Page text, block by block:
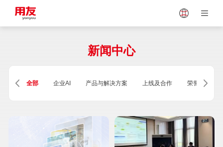
Vietnam
Singapore Malaysia
Thailand
新闻中心
全部 企业AI 产品与解决方案 上线及合作 荣誉及资质